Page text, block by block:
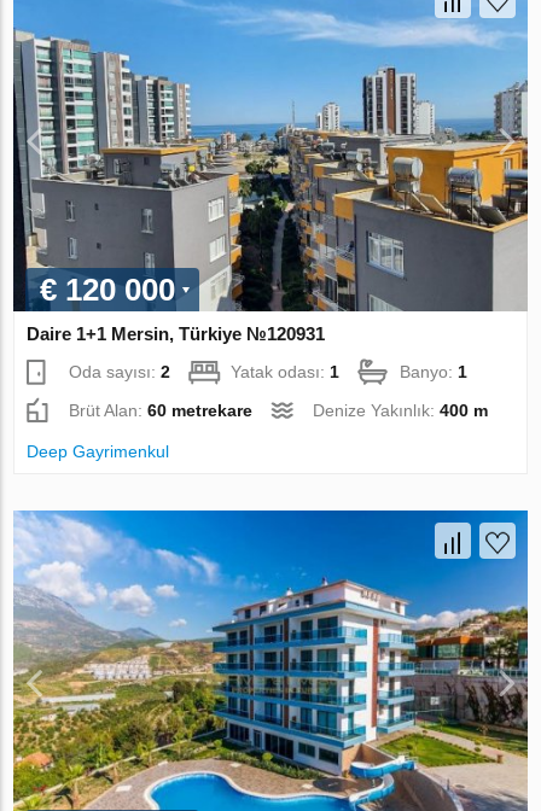
€ 120 000
Daire 1+1 Mersin, Türkiye №120931
Oda sayısı:2 Yatak odası:1 Banyo:1
Brüt Alan:60 metrekare Denize Yakınlık:400 m
Deep Gayrimenkul